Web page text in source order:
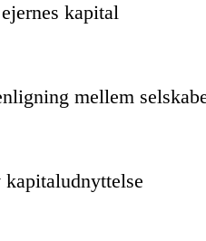
kapital
mellem